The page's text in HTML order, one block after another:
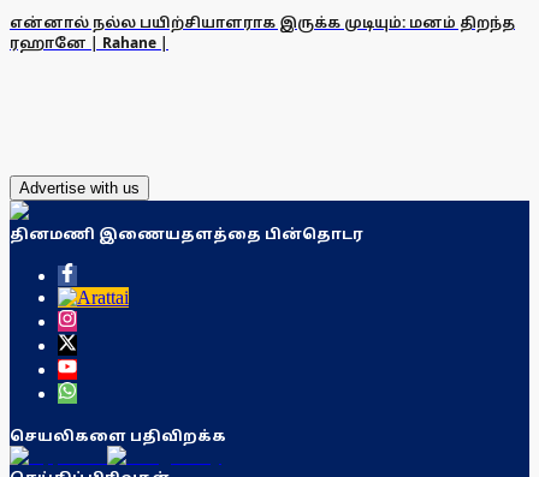
என்னால் நல்ல பயிற்சியாளராக இருக்க முடியும்: மனம் திறந்த
ரஹானே | Rahane |
Advertise with us
தினமணி இணையதளத்தை பின்தொடர
செயலிகளை பதிவிறக்க